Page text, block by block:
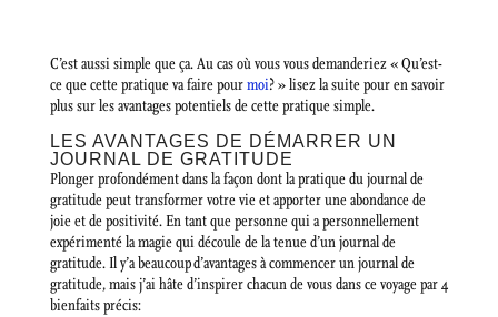
C’est aussi simple que ça. Au cas où vous vous demanderiez « Qu’est-
ce que cette pratique va faire pourmoi? » lisez la suite pour en savoir
plus sur les avantages potentiels de cette pratique simple.
LES AVANTAGES DE DÉMARRER UN
JOURNAL DE GRATITUDE
Plonger profondément dans la façon dont la pratique du journal de
gratitude peut transformer votre vie et apporter une abondance de
joie et de positivité. En tant que personne qui a personnellement
expérimenté la magie qui découle de la tenue d’un journal de
gratitude. Il y’a beaucoup d’avantages à commencer un journal de
gratitude, mais j’ai hâte d’inspirer chacun de vous dans ce voyage par 4
bienfaits précis: